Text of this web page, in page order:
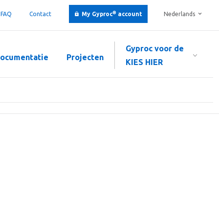
Nederlands
FAQ Contact My Gyproc® account
Gyproc voor de
KIES HIER
Projecten